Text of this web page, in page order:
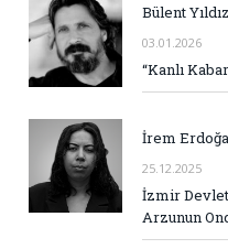
Bülent Yıldız
03.01.2026
“Kanlı
İrem
25.12.2025
İzmir
Arzunun